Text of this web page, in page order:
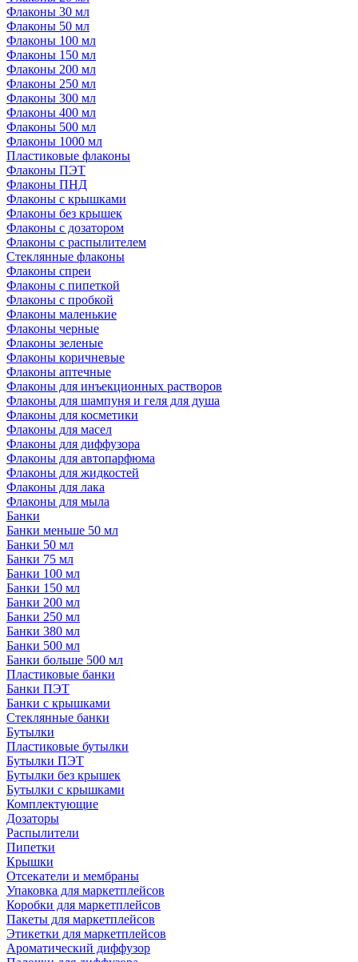
Флаконы 30 мл
Флаконы 50 мл
Флаконы 100 мл
Флаконы 150 мл
Флаконы 200 мл
Флаконы 250 мл
Флаконы 300 мл
Флаконы 400 мл
Флаконы 500 мл
Флаконы 1000 мл
Пластиковые флаконы
Флаконы ПЭТ
Флаконы ПНД
Флаконы с крышками
Флаконы без крышек
Флаконы с дозатором
Флаконы с распылителем
Стеклянные флаконы
Флаконы cпреи
Флаконы с пипеткой
Флаконы с пробкой
Флаконы маленькие
Флаконы черные
Флаконы зеленые
Флаконы коричневые
Флаконы аптечные
Флаконы для инъекционных растворов
Флаконы для шампуня и геля для душа
Флаконы для косметики
Флаконы для масел
Флаконы для диффузора
Флаконы для автопарфюма
Флаконы для жидкостей
Флаконы для лака
Флаконы для мыла
Банки
Банки меньше 50 мл
Банки 50 мл
Банки 75 мл
Банки 100 мл
Банки 150 мл
Банки 200 мл
Банки 250 мл
Банки 380 мл
Банки 500 мл
Банки больше 500 мл
Пластиковые банки
Банки ПЭТ
Банки с крышками
Стеклянные банки
Бутылки
Пластиковые бутылки
Бутылки ПЭТ
Бутылки без крышек
Бутылки с крышками
Комплектующие
Дозаторы
Распылители
Пипетки
Крышки
Отсекатели и мембраны
Упаковка для маркетплейсов
Коробки для маркетплейсов
Пакеты для маркетплейсов
Этикетки для маркетплейсов
Ароматический диффузор